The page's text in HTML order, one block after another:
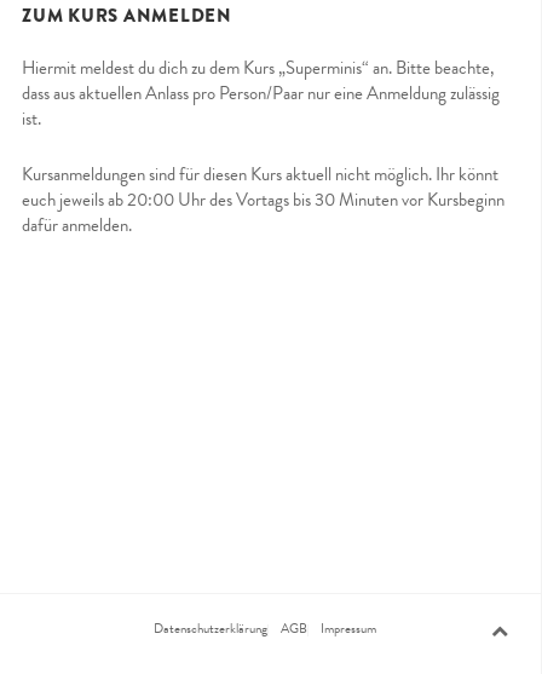
ZUM KURS ANMELDEN
Hiermit meldest du dich zu dem Kurs „Superminis“ an. Bitte beachte,
dass aus aktuellen Anlass pro Person/Paar nur eine Anmeldung zulässig
ist.
Kursanmeldungen sind für diesen Kurs aktuell nicht möglich. Ihr könnt
euch jeweils ab 20:00 Uhr des Vortags bis 30 Minuten vor Kursbeginn
dafür anmelden.
Datenschutzerklärung AGB Impressum